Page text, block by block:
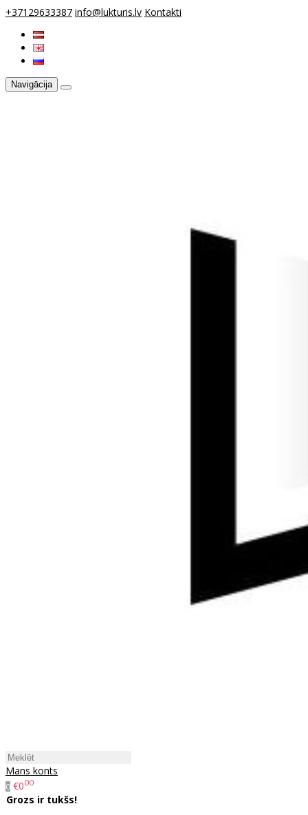
+37129633387 info@lukturis.lv Kontakti
Navigācija
Mans konts
0 €000
Grozs ir tukšs!